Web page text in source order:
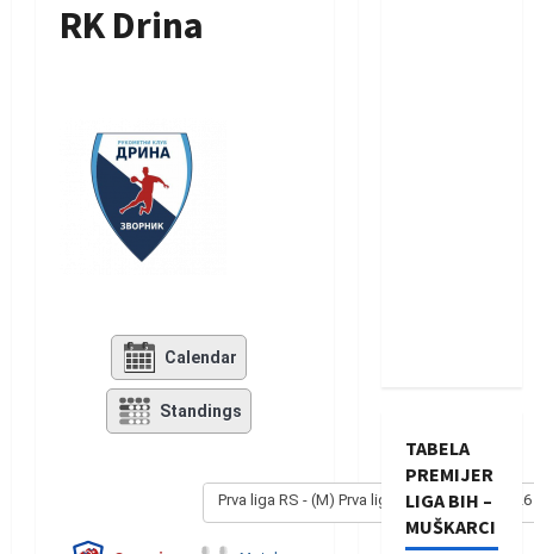
RK Drina
Calendar
Standings
Prva liga RS - (M) Prva liga RS - (M) 2025/2026
TABELA
PREMIJER
LIGA BIH –
MUŠKARCI